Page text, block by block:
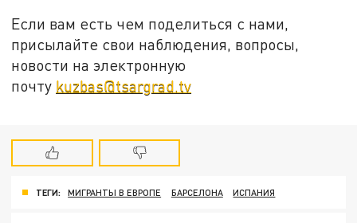
Если вам есть чем поделиться с нами,
присылайте свои наблюдения, вопросы,
новости на электронную
почту kuzbas@tsargrad.tv
ТЕГИ: МИГРАНТЫ В ЕВРОПЕ БАРСЕЛОНА ИСПАНИЯ